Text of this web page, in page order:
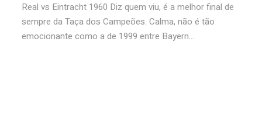
Real vs Eintracht 1960 Diz quem viu, é a melhor final de
sempre da Taça dos Campeões. Calma, não é tão
emocionante como a de 1999 entre Bayern...